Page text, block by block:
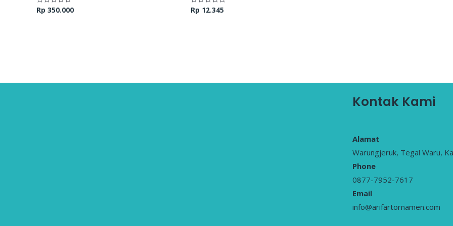
Dinilai
Rp 350.000
Dinilai
Rp 12.345
Kontak Kami
Alamat
Warungjeruk, Tegal Waru,
Phone
0877-7952-7617
Email
info@arifartornamen.com